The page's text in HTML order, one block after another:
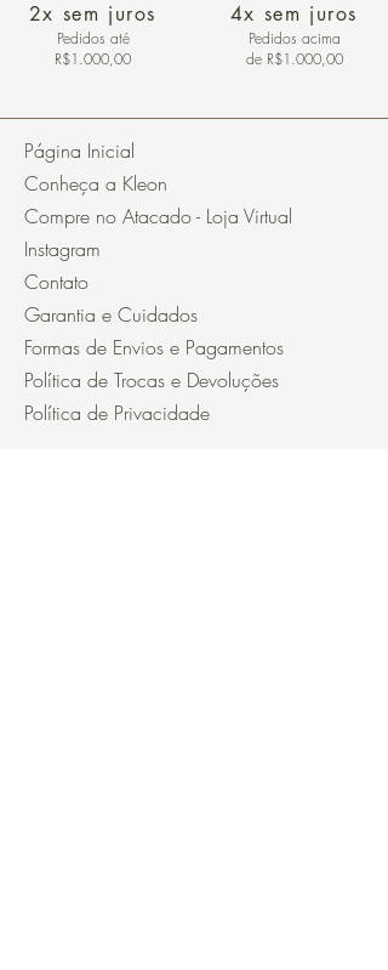
2x sem juros
Pedidos até
R$1.000,00
4x sem juros
Pedidos acima
de R$1.000,00
Página Inicial
Conheça a Kleon
Compre no Atacado - Loja Virtual
Instagram
Contato
Garantia e Cuidados
Formas de Envios e Pagamentos
Política de Trocas e Devoluções
Política de Privacidade